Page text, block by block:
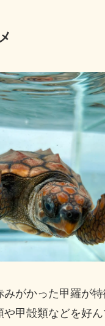
みがかった甲羅が
や甲殻類などを好